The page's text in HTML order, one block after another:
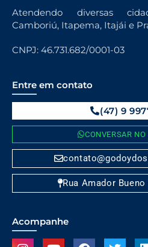
Atendendo diversas
Camboriú, Itapema, Itajái e
CNPJ: 46.731.682/0001-03
Entre em contato
(47) 9
CONVERSAR
Rua Amador
Acompanhe